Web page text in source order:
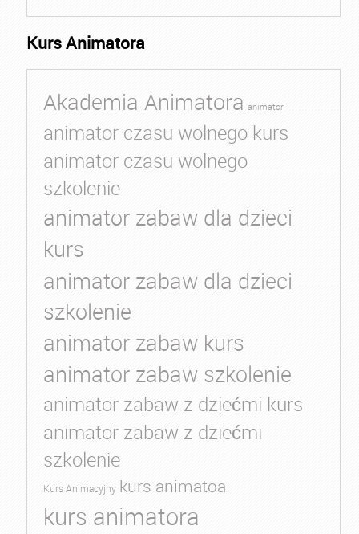
Kurs Animatora
Akademia Animatora animator
animator czasu wolnego kurs
animator czasu wolnego
szkolenie
animator zabaw dla dzieci
kurs
animator zabaw dla dzieci
szkolenie
animator zabaw kurs
animator zabaw szkolenie
animator zabaw z dziećmi kurs
animator zabaw z dziećmi
szkolenie
Kurs Animacyjny kurs animatoa
kurs animatora